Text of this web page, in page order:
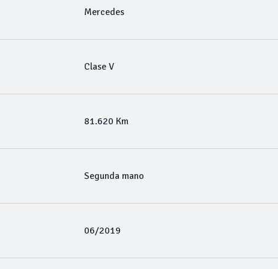
Mercedes
Clase V
81.620 Km
Segunda mano
06/2019